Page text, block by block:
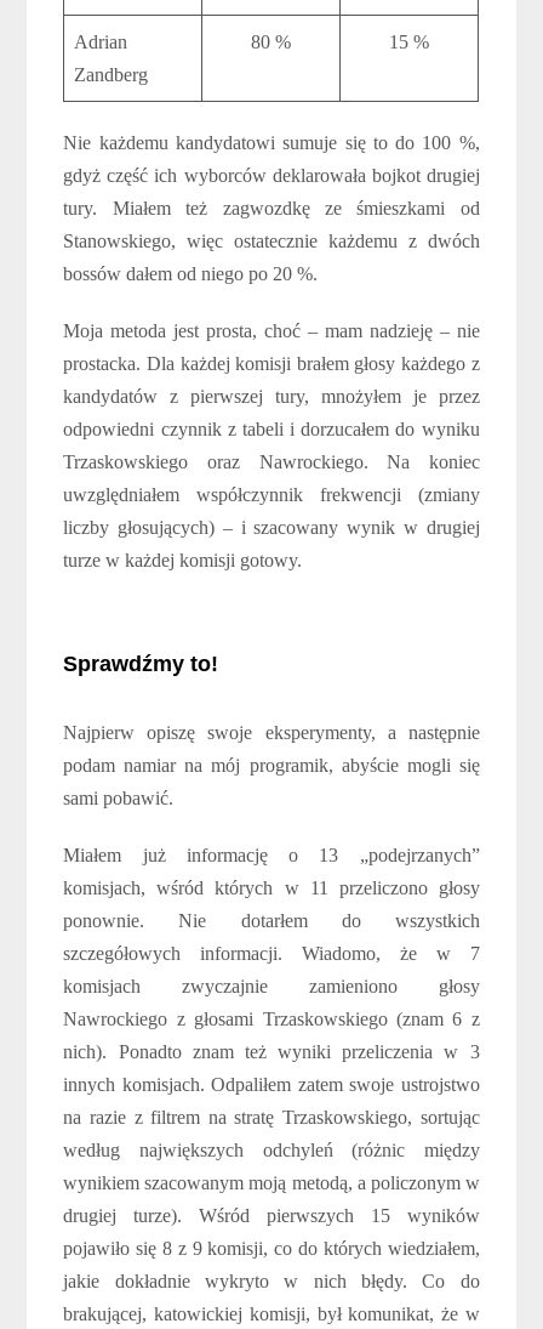
Adrian
Zandberg
80 % 15 %
Nie każdemu kandydatowi sumuje się to do 100 %,
gdyż część ich wyborców deklarowała bojkot drugiej
tury. Miałem też zagwozdkę ze śmieszkami od
Stanowskiego, więc ostatecznie każdemu z dwóch
bossów dałem od niego po 20 %.
Moja metoda jest prosta, choć – mam nadzieję – nie
prostacka. Dla każdej komisji brałem głosy każdego z
kandydatów z pierwszej tury, mnożyłem je przez
odpowiedni czynnik z tabeli i dorzucałem do wyniku
Trzaskowskiego oraz Nawrockiego. Na koniec
uwzględniałem współczynnik frekwencji (zmiany
liczby głosujących) – i szacowany wynik w drugiej
turze w każdej komisji gotowy.
Sprawdźmy to!
Najpierw opiszę swoje eksperymenty, a następnie
podam namiar na mój programik, abyście mogli się
sami pobawić.
Miałem już informację o 13 „podejrzanych”
komisjach, wśród których w 11 przeliczono głosy
ponownie. Nie dotarłem do wszystkich
szczegółowych informacji. Wiadomo, że w 7
komisjach zwyczajnie zamieniono głosy
Nawrockiego z głosami Trzaskowskiego (znam 6 z
nich). Ponadto znam też wyniki przeliczenia w 3
innych komisjach. Odpaliłem zatem swoje ustrojstwo
na razie z filtrem na stratę Trzaskowskiego, sortując
według największych odchyleń (różnic między
wynikiem szacowanym moją metodą, a policzonym w
drugiej turze). Wśród pierwszych 15 wyników
pojawiło się 8 z 9 komisji, co do których wiedziałem,
jakie dokładnie wykryto w nich błędy. Co do
brakującej, katowickiej komisji, był komunikat, że w